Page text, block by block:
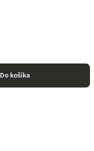
Do košíka